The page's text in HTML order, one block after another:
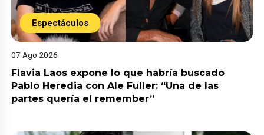
Espectáculos
07 Ago 2026
Flavia Laos expone lo que habría buscado
Pablo Heredia con Ale Fuller: “Una de las
partes quería el remember”